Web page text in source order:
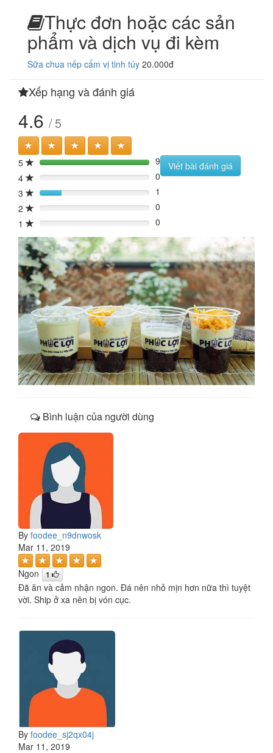
Thực đơn hoặc các sản
phẩm và dịch vụ đi kèm
Sữa chua nếp cẩm vị tinh túy 20.000đ
Xếp hạng và đánh giá
4.6 / 5
5 180%9
4
0%
0
3
20%
1
2
0%
0
1
0% 0
Viết bài đánh giá
Bình luận của người dùng
By foodee_n9dnwosk
Mar 11, 2019
Ngon 1
Đã ăn và cảm nhận ngon. Đá nên nhỏ mịn hơn nữa thì tuyệt
vời. Ship ở xa nên bị vón cục.
By foodee_sj2qx04j
Mar 11, 2019